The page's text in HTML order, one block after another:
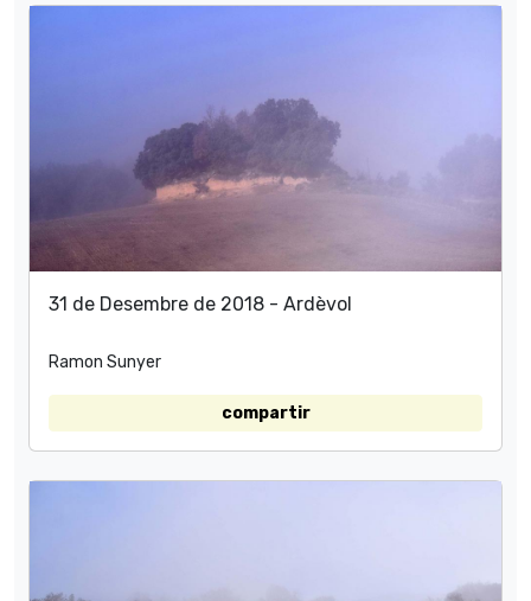
31 de Desembre de 2018 - Ardèvol
Ramon Sunyer
compartir